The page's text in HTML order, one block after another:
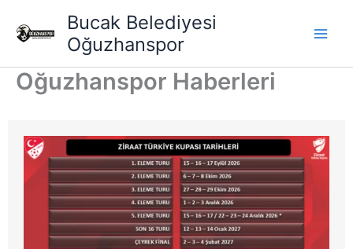
atla
Bucak Belediyesi
Oğuzhanspor
Oğuzhanspor Haberleri